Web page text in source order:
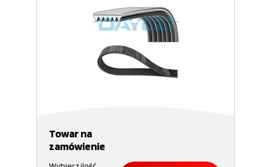
Towar na
zamówienie